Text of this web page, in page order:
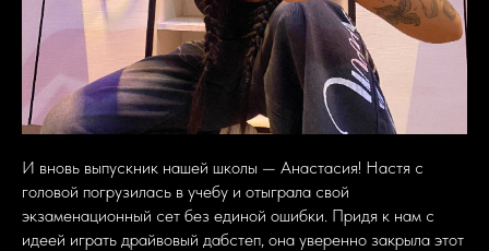
И вновь выпускник нашей школы — Анастасия! Настя с
головой погрузилась в учебу и отыграла свой
экзаменационный сет без единой ошибки. Придя к нам с
идеей играть драйвовый дабстеп, она уверенно закрыла этот